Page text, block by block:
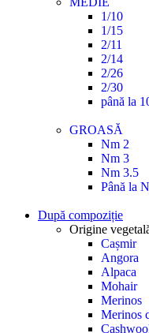
1/10
1/15
2/11
2/14
2/26
2/30
până la
GROASĂ
Nm 2
Nm 3
Nm 3.5
Până la
După compoziție
Origine
Cașmir
Angora
Alpaca
Mohair
Merinos
Merinos